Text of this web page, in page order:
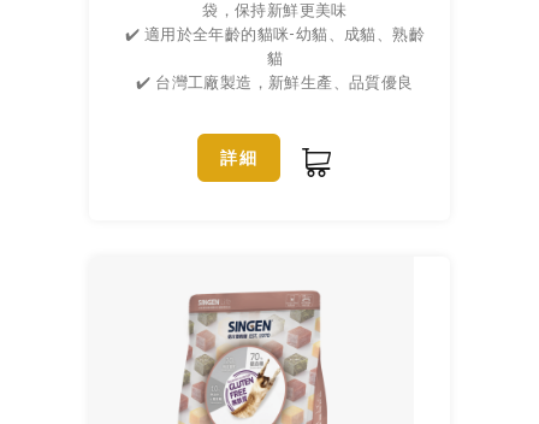
袋，保持新鮮更美味
✔️ 適用於全年齡的貓咪-幼貓、成貓、熟齡
貓
✔️ 台灣工廠製造，新鮮生產、品質優良
詳細